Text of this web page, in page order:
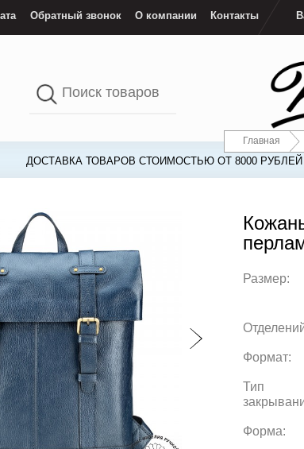
Обратный звонок О компании Контакты
Главная
ДОСТАВКА ТОВАРОВ СТОИМОСТЬЮ ОТ 8000
Размер:
Формат:
Тип
Форма: